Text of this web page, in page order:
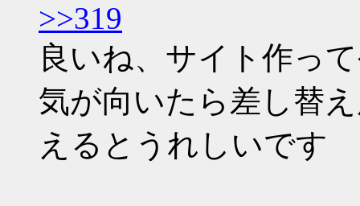
>>319
良いね、サイト作っ
気が向いたら差し替
えるとうれしいです